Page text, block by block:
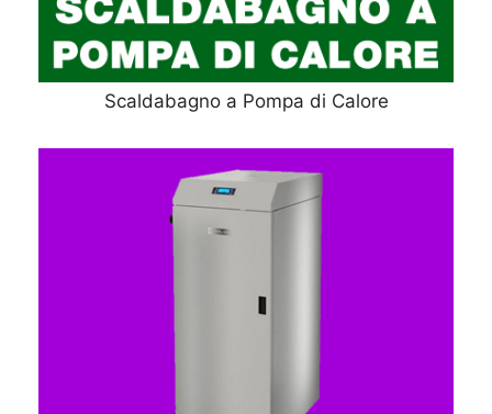
Scaldabagno a Pompa di Calore